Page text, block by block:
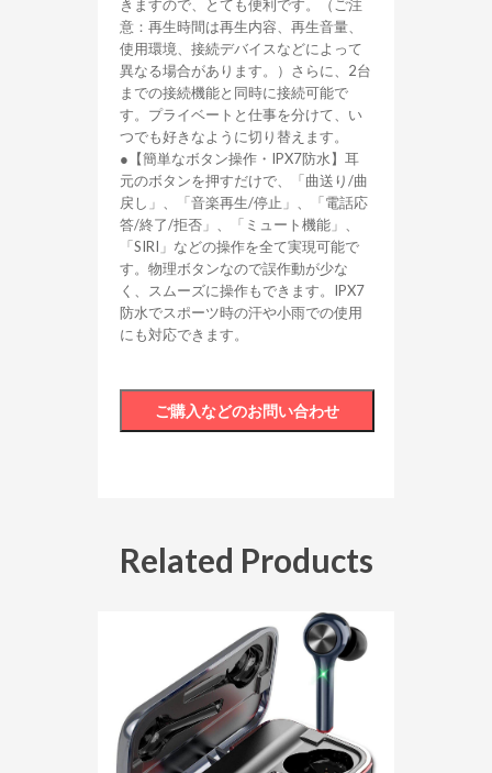
きますので、とても便利です。（ご注
意：再生時間は再生内容、再生音量、
使用環境、接続デバイスなどによって
異なる場合があります。）さらに、2台
までの接続機能と同時に接続可能で
す。プライベートと仕事を分けて、い
つでも好きなように切り替えます。
●【簡単なボタン操作・IPX7防水】耳
元のボタンを押すだけで、「曲送り/曲
戻し」、「音楽再生/停止」、「電話応
答/終了/拒否」、「ミュート機能」、
「SIRI」などの操作を全て実現可能で
す。物理ボタンなので誤作動が少な
く、スムーズに操作もできます。IPX7
防水でスポーツ時の汗や小雨での使用
にも対応できます。
Related Products